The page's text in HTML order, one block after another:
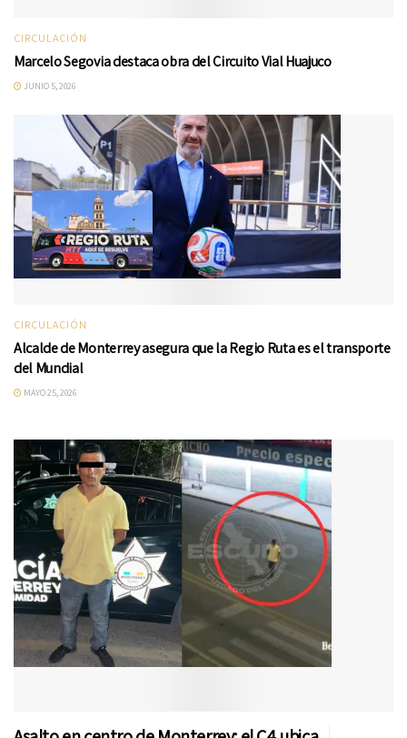
CIRCULACIÓN
Marcelo Segovia destaca obra del Circuito Vial Huajuco
JUNIO 5, 2026
CIRCULACIÓN
Alcalde de Monterrey asegura que la Regio Ruta es el transporte
del Mundial
MAYO 25, 2026